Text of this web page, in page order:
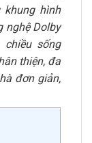
khung hình
nghệ Dolby
sống
thiện, đa
đơn giản,